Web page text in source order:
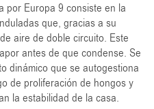
por Europa 9 consiste en la
que, gracias a su
aire de doble circuito. Este
antes de que condense. Se
dinámico que se autogestiona
de proliferación de hongos y
la estabilidad de la casa.